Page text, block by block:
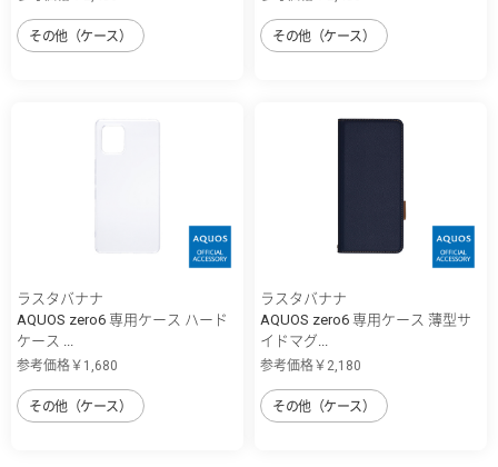
その他（ケース） その他（ケース）
ラスタバナナ
AQUOS zero6 専用ケース ハード
ケース ...
参考価格￥1,680
その他（ケース）
ラスタバナナ
AQUOS zero6 専用ケース 薄型サ
イドマグ...
参考価格￥2,180
その他（ケース）